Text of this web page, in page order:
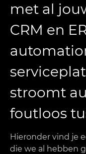
met al
CRM en
stroomt
foutloos
Hieronder vind je
die we al hebben